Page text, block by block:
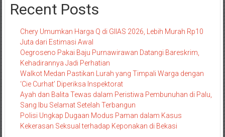
Recent Posts
Chery Umumkan Harga Q di GIIAS 2026, Lebih Murah Rp10
Juta dari Estimasi Awal
Oegroseno Pakai Baju Purnawirawan Datangi Bareskrim,
Kehadirannya Jadi Perhatian
Walkot Medan Pastikan Lurah yang Timpali Warga dengan
‘Cie Curhat’ Diperiksa Inspektorat
Ayah dan Balita Tewas dalam Peristiwa Pembunuhan di Palu,
Sang Ibu Selamat Setelah Terbangun
Polisi Ungkap Dugaan Modus Paman dalam Kasus
Kekerasan Seksual terhadap Keponakan di Bekasi